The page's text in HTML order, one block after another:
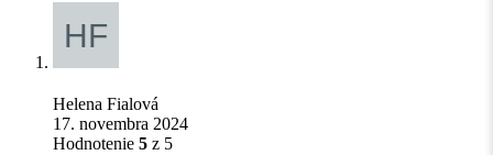
Helena Fialová
17. novembra 2024
Hodnotenie 5 z 5